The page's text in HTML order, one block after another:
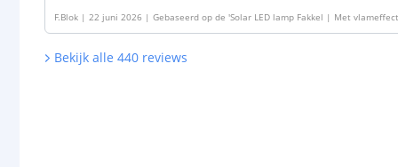
F.Blok | 22 juni 2026 | Gebaseerd op de 'Solar LED lamp Fakkel | Met vlameffect
Bekijk alle 440 reviews